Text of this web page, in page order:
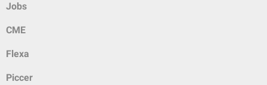
Jobs
CME
Flexa
Piccer